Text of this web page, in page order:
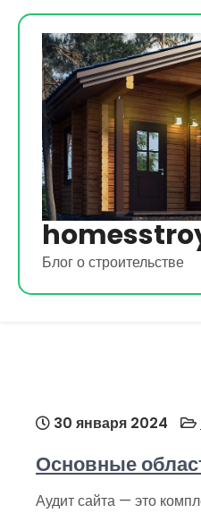
Перейти
содержимому
Блог о строительстве
30 января 2024
Основные
Аудит сайта — это